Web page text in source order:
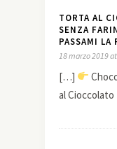
TORTA AL
SENZA
PASSAMI LA
18 marzo 2019
[…]
al